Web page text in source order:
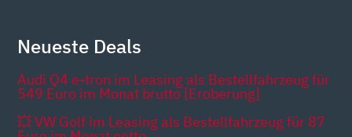
Neueste Deals
Audi Q4 e-tron im Leasing als Bestellfahrzeug für
549 Euro im Monat brutto [Eroberung]
💥 VW Golf im Leasing als Bestellfahrzeug für 87